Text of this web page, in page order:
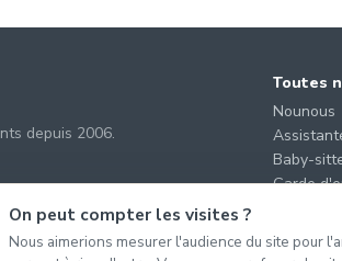
depuis 2006.
Toutes
Nounous
Baby-
Garde
On peut compter les visites ?
Nous aimerions mesurer l'audience du site pour